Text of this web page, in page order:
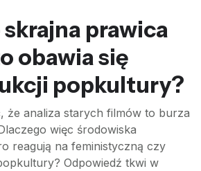
prawica
obawia się
popkultury?
że analiza starych filmów to burza
więc środowiska
reagują na feministyczną czy
Odpowiedź tkwi w